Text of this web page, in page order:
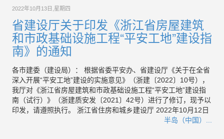
2022年10月13日,星期四
省建设厅关于印发《浙江省房屋建筑
和市政基础设施工程“平安工地”建设指
南》的通知
各市建委（建设局）： 根据省委平安办、省建设厅《关于在全省
深入开展“平安工地”建设的实施意见》（浙建〔2022〕10号），
我厅对《浙江省房屋建筑和市政基础设施工程“平安工地”建设指
南（试行）》（浙建质安发〔2021〕42号）进行了修订，现予以
印发，请遵照执行。 浙江省住房和城乡建设厅 2022年10月12日
半岛（中国）...